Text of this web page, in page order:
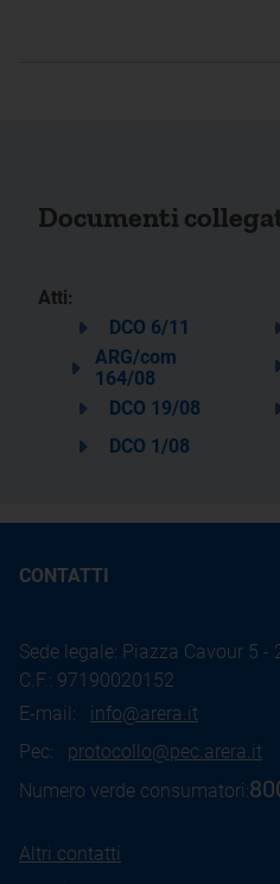
Documenti
Atti:
DCO 6/11
ARG/com
164/08
DCO 19/08
DCO 1/08
CONTATTI
Sede legale: Piazza Cavour 5 -
C.F.: 97190020152
E-mail: info@arera.it
Pec: protocollo@pec.arera.it
Numero verde consumatori:
Altri contatti